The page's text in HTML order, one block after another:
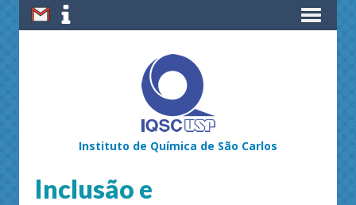
Instituto de Química de São Carlos
Inclusão e